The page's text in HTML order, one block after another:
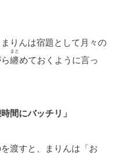
りんは宿題として月々の
纏
まと
めておくように言っ
間にバッチリ」
渡すと、まりんは「お